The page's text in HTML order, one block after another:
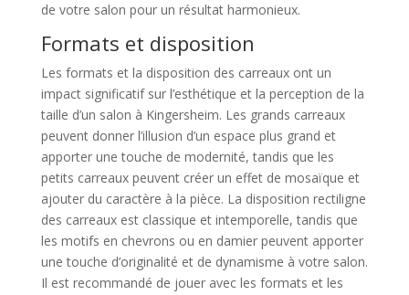
de votre salon pour un résultat harmonieux.
Formats et disposition
Les formats et la disposition des carreaux ont un
impact significatif sur l’esthétique et la perception de la
taille d’un salon à Kingersheim. Les grands carreaux
peuvent donner l’illusion d’un espace plus grand et
apporter une touche de modernité, tandis que les
petits carreaux peuvent créer un effet de mosaïque et
ajouter du caractère à la pièce. La disposition rectiligne
des carreaux est classique et intemporelle, tandis que
les motifs en chevrons ou en damier peuvent apporter
une touche d’originalité et de dynamisme à votre salon.
Il est recommandé de jouer avec les formats et les